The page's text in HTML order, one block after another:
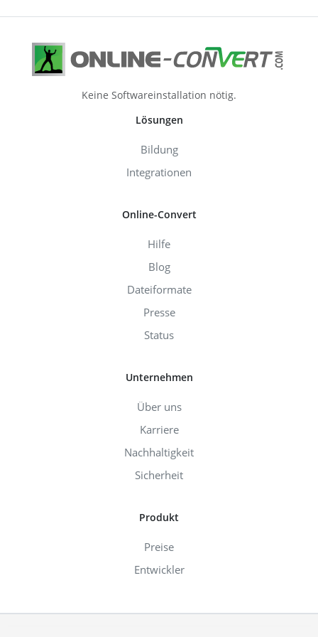
Keine Softwareinstallation nötig.
Lösungen
Bildung
Integrationen
Online-Convert
Hilfe
Blog
Dateiformate
Presse
Status
Unternehmen
Über uns
Karriere
Nachhaltigkeit
Sicherheit
Produkt
Preise
Entwickler